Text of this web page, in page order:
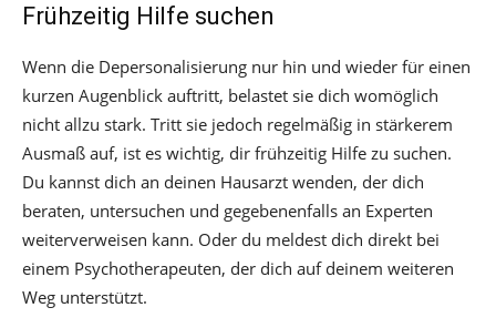
Frühzeitig Hilfe suchen
Wenn die Depersonalisierung nur hin und wieder für einen
kurzen Augenblick auftritt, belastet sie dich womöglich
nicht allzu stark. Tritt sie jedoch regelmäßig in stärkerem
Ausmaß auf, ist es wichtig, dir frühzeitig Hilfe zu suchen.
Du kannst dich an deinen Hausarzt wenden, der dich
beraten, untersuchen und gegebenenfalls an Experten
weiterverweisen kann. Oder du meldest dich direkt bei
einem Psychotherapeuten, der dich auf deinem weiteren
Weg unterstützt.